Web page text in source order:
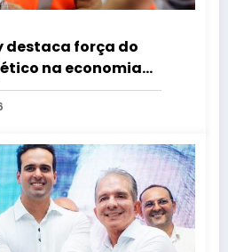
destaca força do
na economia
visita à Destilaria